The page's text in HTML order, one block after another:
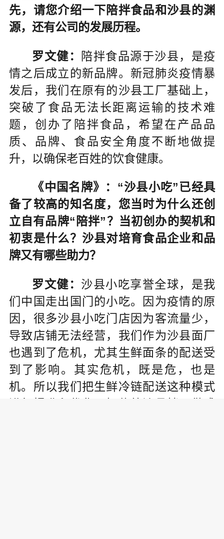
先，请您介绍一下陪拌食品和沙县的渊
源，还有公司的发展历程。
罗文健：
陪拌食品源于沙县，是疫
情之后成立的新品牌。新冠肺炎疫情暴
发后，我们在原有的沙县工厂基础上，
突破了食品无法长距离运输的技术难
题，创办了陪拌食品，希望在产品品
质、品牌、食品安全角度不断地做提
升，以确保老百姓的饮食健康。
《中国名牌》：“沙县小吃”已经具
备了较高的知名度，您当时为什么还创
立自有品牌“陪拌”？当初创办的契机和
初衷是什么？沙县对培育食品企业和品
牌又有哪些助力？
罗文健： 沙县小吃享誉全球，是我
们中国走出国门的小吃。因为疫情的原
因，很多沙县小吃门店因为客流量少，
导致店铺无法经营，我们作为沙县面厂
也遇到了危机，尤其生鲜面条的配送受
到了影响。其实危机，既是危，也是
机。所以我们把生鲜冷链配送这种模式